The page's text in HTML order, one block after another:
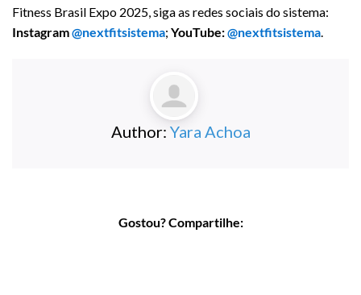
Fitness Brasil Expo 2025, siga as redes sociais do sistema:
Instagram@nextfitsistema; YouTube:@nextfitsistema.
Author: Yara Achoa
Gostou? Compartilhe: